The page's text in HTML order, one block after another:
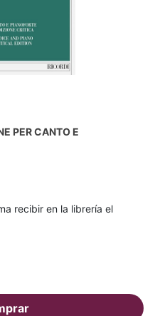
PER CANTO E
recibir en la librería el